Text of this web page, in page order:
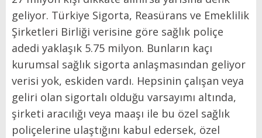
geliyor. Türkiye Sigorta, Reasü­rans ve Emeklilik
Şirketleri Birli­ği verisine göre sağlık poliçe
adedi yaklaşık 5.75 milyon. Bunların ka­çı
kurumsal sağlık sigorta anlaş­masından geliyor
verisi yok, eski­den vardı. Hepsinin çalışan veya
geliri olan sigortalı olduğu varsa­yımı altında,
şirketi aracılığı veya maaşı ile bu özel sağlık
poliçeleri­ne ulaştığını kabul edersek, özel